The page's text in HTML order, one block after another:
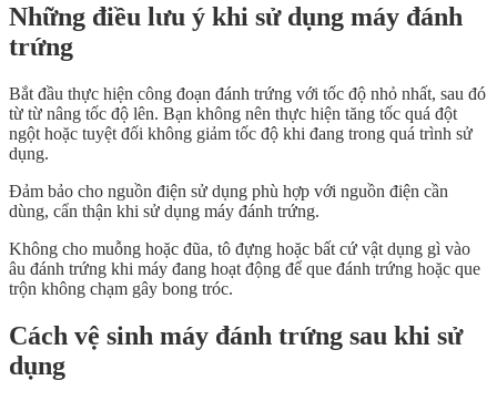
Những điều lưu ý khi sử dụng máy đánh
trứng
Bắt đầu thực hiện công đoạn đánh trứng với tốc độ nhỏ nhất, sau đó
từ từ nâng tốc độ lên. Bạn không nên thực hiện tăng tốc quá đột
ngột hoặc tuyệt đối không giảm tốc độ khi đang trong quá trình sử
dụng.
Đảm bảo cho nguồn điện sử dụng phù hợp với nguồn điện cần
dùng, cẩn thận khi sử dụng máy đánh trứng.
Không cho muỗng hoặc đũa, tô đựng hoặc bất cứ vật dụng gì vào
âu đánh trứng khi máy đang hoạt động để que đánh trứng hoặc que
trộn không chạm gây bong tróc.
Cách vệ sinh máy đánh trứng sau khi sử
dụng